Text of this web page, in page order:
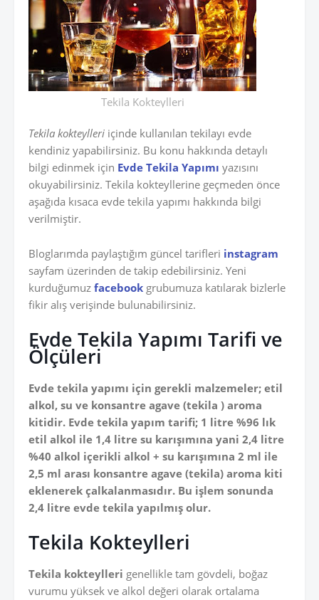
Tekila Kokteylleri
Tekila kokteylleri içinde kullanılan tekilayı evde
kendiniz yapabilirsiniz. Bu konu hakkında detaylı
bilgi edinmek için Evde Tekila Yapımı yazısını
okuyabilirsiniz. Tekila kokteyllerine geçmeden önce
aşağıda kısaca evde tekila yapımı hakkında bilgi
verilmiştir.
Bloglarımda paylaştığım güncel tarifleri instagram
sayfam üzerinden de takip edebilirsiniz. Yeni
kurduğumuz facebook grubumuza katılarak bizlerle
fikir alış verişinde bulunabilirsiniz.
Evde Tekila Yapımı Tarifi ve
Ölçüleri
Evde tekila yapımı için gerekli malzemeler; etil
alkol, su ve konsantre agave (tekila ) aroma
kitidir. Evde tekila yapım tarifi; 1 litre %96 lık
etil alkol ile 1,4 litre su karışımına yani 2,4 litre
%40 alkol içerikli alkol + su karışımına 2 ml ile
2,5 ml arası konsantre agave (tekila) aroma kiti
eklenerek çalkalanmasıdır. Bu işlem sonunda
2,4 litre evde tekila yapılmış olur.
Tekila Kokteylleri
Tekila kokteylleri genellikle tam gövdeli, boğaz
vurumu yüksek ve alkol değeri olarak ortalama